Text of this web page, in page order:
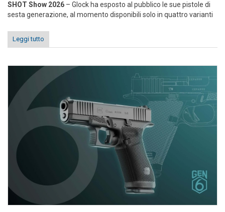
SHOT Show 2026 – Glock ha esposto al pubblico le sue pistole di
sesta generazione, al momento disponibili solo in quattro varianti
Leggi tutto